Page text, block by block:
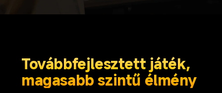
Továbbfejlesztett játék,
magasabb szintű élmény